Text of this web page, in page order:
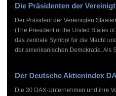
Die Präsidenten der
Der Präsident der Vereinigten
(The President of the United States of
das zentrale Symbol für die Macht
der amerikanischen Demokratie. Als
Der Deutsche Aktienindex
Die 30 DAX-Unternehmen und ihre